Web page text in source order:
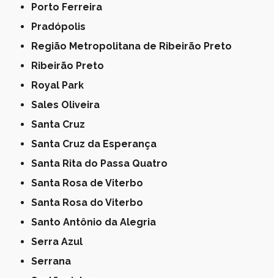
Porto Ferreira
Pradópolis
Região Metropolitana de Ribeirão Preto
Ribeirão Preto
Royal Park
Sales Oliveira
Santa Cruz
Santa Cruz da Esperança
Santa Rita do Passa Quatro
Santa Rosa de Viterbo
Santa Rosa do Viterbo
Santo Antônio da Alegria
Serra Azul
Serrana